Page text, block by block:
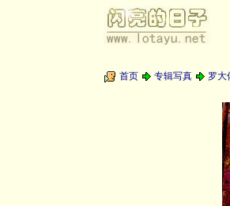
首页 专辑写真 罗大